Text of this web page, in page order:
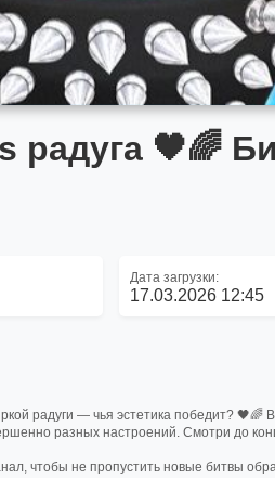
радуга 🖤🌈
Дата загрузки:
17.03.2026 12:45
радуги — чья эстетика победит?
разных настроений. Смотри до
чтобы не пропустить новые битвы